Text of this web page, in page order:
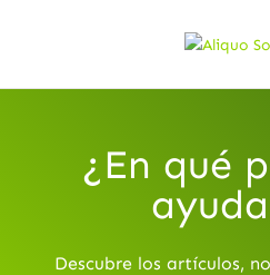
¿En qué
Descubre los artículos,